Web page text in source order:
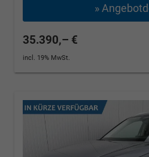
»
35.390,– €
incl. 19% MwSt.